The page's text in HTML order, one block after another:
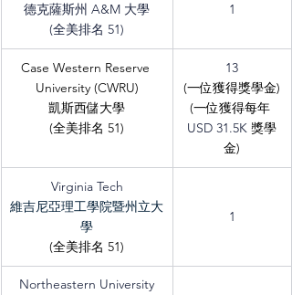
德克薩斯州 A&M 大學
(全美排名 51)
1
Case Western Reserve
University (CWRU)
凱斯西儲大學
(全美排名 51)
13
(一位獲得獎學金)
(一位獲得每年
USD 31.5K 獎學
金)
Virginia Tech
維吉尼亞理工學院暨州立大
學
(全美排名 51)
1
Northeastern University